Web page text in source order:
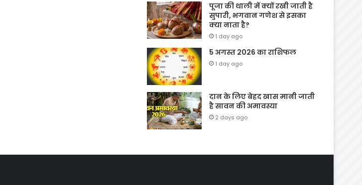
पूजा की थाली में क्यों रखी जाती है
सुपारी, भगवान गणेश से इसका
क्या नाता है?
1 day ago
5 अगस्त 2026 का राशिफल
1 day ago
दान के लिए बेहद खास मानी जाती
है सावन की अमावस्या
2 days ago